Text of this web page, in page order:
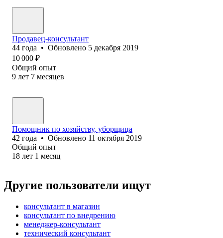
Продавец-консультант
44 года • Обновлено 5 декабря 2019
10 000 ₽
Общий опыт
9 лет 7 месяцев
Помощник по хозяйству, уборщица
42 года • Обновлено 11 октября 2019
Общий опыт
18 лет 1 месяц
Другие пользователи ищут
консультант в магазин
консультант по внедрению
менеджер-консультант
технический консультант